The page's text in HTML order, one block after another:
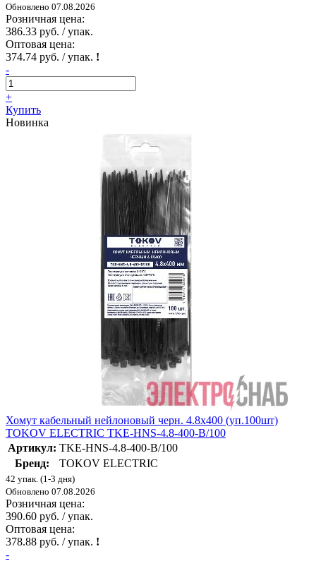
Обновлено 07.08.2026
Розничная цена:
386.33 руб. / упак.
Оптовая цена:
374.74 руб. / упак. !
-
+
Купить
Новинка
Хомут кабельный нейлоновый черн. 4.8х400 (уп.100шт)
TOKOV ELECTRIC TKE-HNS-4.8-400-B/100
Артикул: TKE-HNS-4.8-400-B/100
Бренд:
TOKOV ELECTRIC
42 упак. (1-3 дня)
Обновлено 07.08.2026
Розничная цена:
390.60 руб. / упак.
Оптовая цена:
378.88 руб. / упак. !
-